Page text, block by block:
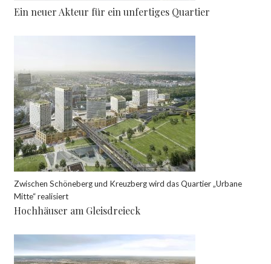
Ein neuer Akteur für ein unfertiges Quartier
Zwischen Schöneberg und Kreuzberg wird das Quartier „Urbane
Mitte“ realisiert
Hochhäuser am Gleisdreieck